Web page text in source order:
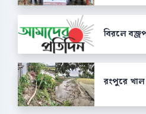
বিরলে
রংপুরে